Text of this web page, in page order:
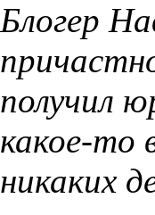
Блогер
получил
какое-то
никаких